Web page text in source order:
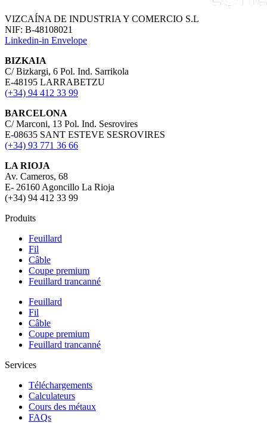
VIZCAÍNA DE INDUSTRIA Y COMERCIO S.L
NIF: B-48108021
Linkedin-in Envelope
BIZKAIA
C/ Bizkargi, 6 Pol. Ind. Sarrikola
E-48195 LARRABETZU
(+34) 94 412 33 99
BARCELONA
C/ Marconi, 13 Pol. Ind. Sesrovires
E-08635 SANT ESTEVE SESROVIRES
(+34) 93 771 36 66
LA RIOJA
Av. Cameros, 68
E- 26160 Agoncillo La Rioja
(+34) 94 412 33 99
Produits
Feuillard
Fil
Câble
Coupe premium
Feuillard trancanné
Feuillard
Fil
Câble
Coupe premium
Feuillard trancanné
Services
Téléchargements
Calculateurs
Cours des métaux
FAQs